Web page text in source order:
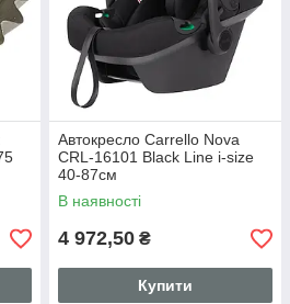
Автокресло Carrello Nova
CRL-16101 Black Line i-size
40-87см
В наявності
4 972,50 ₴
Купити